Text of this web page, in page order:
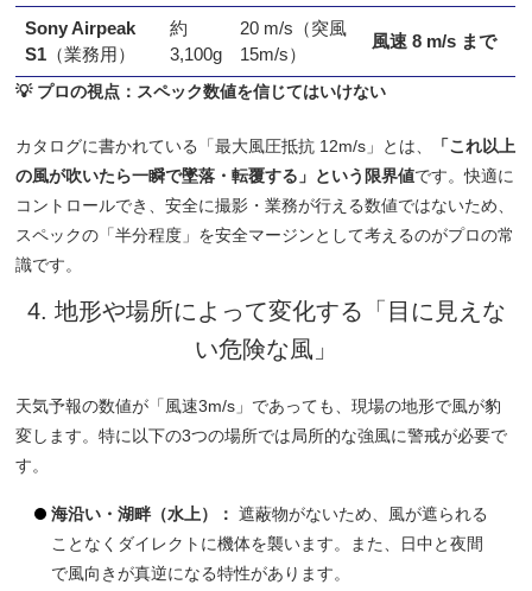
Sony Airpeak
S1（業務用）
約
3,100g
20 m/s（突風
15m/s）
風速 8 m/s まで
💡 プロの視点：スペック数値を信じてはいけない
カタログに書かれている「最大風圧抵抗 12m/s」とは、
「これ以上
の風が吹いたら一瞬で墜落・転覆する」という限界値です。快適に
コントロールでき、安全に撮影・業務が行える数値ではないため、
スペックの「半分程度」を安全マージンとして考えるのがプロの常
識です。
4. 地形や場所によって変化する「目に見えな
い危険な風」
天気予報の数値が「風速3m/s」であっても、現場の地形で風が豹
変します。特に以下の3つの場所では局所的な強風に警戒が必要で
す。
海沿い・湖畔（水上）： 遮蔽物がないため、風が遮られる
ことなくダイレクトに機体を襲います。また、日中と夜間
で風向きが真逆になる特性があります。